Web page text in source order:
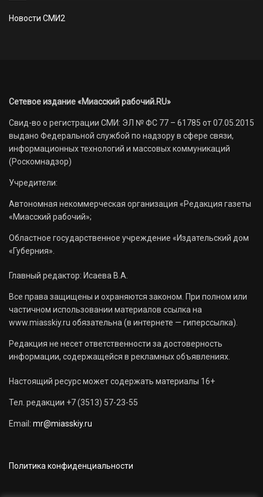
Новости СМИ2
Сетевое издание «Миасский рабочий.RU»
Свид-во о регистрации СМИ: ЭЛ № ФС 77 – 61785 от 07.05.2015
выдано Федеральной службой по надзору в сфере связи,
информационных технологий и массовых коммуникаций
(Роскомнадзор)
Учредители:
Автономная некоммерческая организация «Редакция газеты
«Миасский рабочий»;
Областное государственное учреждение «Издательский дом
«Губерния».
Главный редактор: Исаева В.А.
Все права защищены и охраняются законом. При полном или
частичном использовании материалов ссылка на
www.miasskiy.ru обязательна (в интернете — гиперссылка).
Редакция не несет ответственности за достоверность
информации, содержащейся в рекламных объявлениях.
Настоящий ресурс может содержать материалы 16+
Тел. редакции +7 (3513) 57-23-55
Email: mr@miasskiy.ru
Политика конфиденциальности